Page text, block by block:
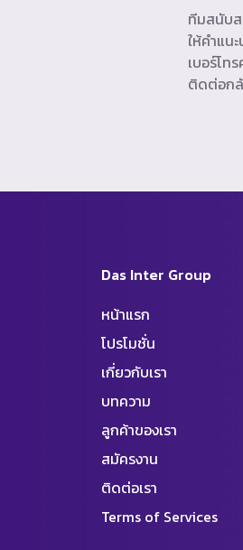
ทีมสนับส
ให้คำแน
เบอร์โท
ติดต่อก
Das Inter Group
หน้าแรก
โปรโมชั่น
เกี่ยวกับเรา
บทความ
ลูกค้าของเรา
สมัครงาน
ติดต่อเรา
Terms of Services